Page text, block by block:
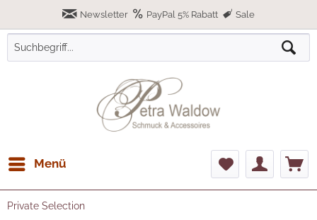
Newsletter PayPal 5% Rabatt Sale
Menü
Private Selection